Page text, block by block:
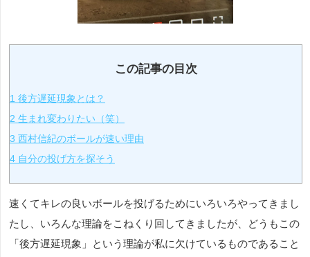
この記事の目次
1 後方遅延現象とは？
2 生まれ変わりたい（笑）
3 西村信紀のボールが速い理由
4 自分の投げ方を探そう
速くてキレの良いボールを投げるためにいろいろやってきまし
たし、いろんな理論をこねくり回してきましたが、どうもこの
「後方遅延現象」という理論が私に欠けているものであること